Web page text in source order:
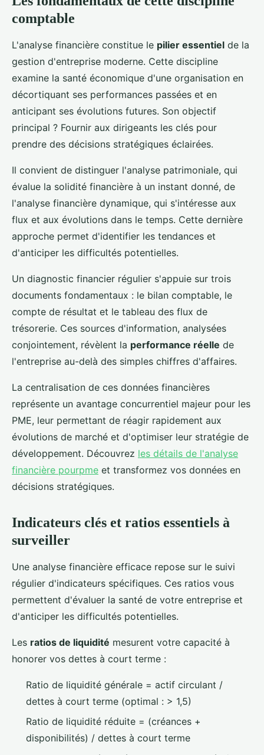
comptable
L'analyse financière constitue le pilier essentiel de la
gestion d'entreprise moderne. Cette discipline
examine la santé économique d'une organisation en
décortiquant ses performances passées et en
anticipant ses évolutions futures. Son objectif
principal ? Fournir aux dirigeants les clés pour
prendre des décisions stratégiques éclairées.
Il convient de distinguer l'analyse patrimoniale, qui
évalue la solidité financière à un instant donné, de
l'analyse financière dynamique, qui s'intéresse aux
flux et aux évolutions dans le temps. Cette dernière
approche permet d'identifier les tendances et
d'anticiper les difficultés potentielles.
Un diagnostic financier régulier s'appuie sur trois
documents fondamentaux : le bilan comptable, le
compte de résultat et le tableau des flux de
trésorerie. Ces sources d'information, analysées
conjointement, révèlent la performance réelle de
l'entreprise au-delà des simples chiffres d'affaires.
La centralisation de ces données financières
représente un avantage concurrentiel majeur pour les
PME, leur permettant de réagir rapidement aux
évolutions de marché et d'optimiser leur stratégie de
développement. Découvrez les détails de l'analyse
financière pourpme et transformez vos données en
décisions stratégiques.
Indicateurs clés et ratios essentiels à
surveiller
Une analyse financière efficace repose sur le suivi
régulier d'indicateurs spécifiques. Ces ratios vous
permettent d'évaluer la santé de votre entreprise et
d'anticiper les difficultés potentielles.
Les ratios de liquidité mesurent votre capacité à
honorer vos dettes à court terme :
Ratio de liquidité générale = actif circulant /
dettes à court terme (optimal : > 1,5)
Ratio de liquidité réduite = (créances +
disponibilités) / dettes à court terme